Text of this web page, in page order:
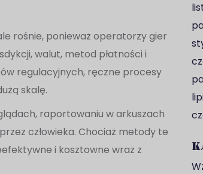
rośnie, ponieważ operatorzy gier
walut, metod płatności i
regulacyjnych, ręczne procesy
skalę.
raportowaniu w arkuszach
człowieka. Chociaż metody te
i kosztowne wraz z